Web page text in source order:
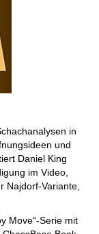
in
und
Daniel King
im Video,
Najdorf-Variante,
Move“-Serie mit